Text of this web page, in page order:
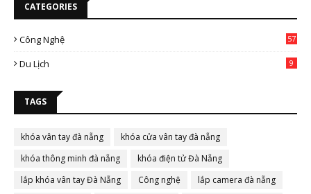
CATEGORIES
Công Nghệ 57
Du Lịch 9
TAGS
khóa vân tay đà nẵng
khóa cửa vân tay đà nẵng
khóa thông minh đà nẵng
khóa điện tử Đà Nẵng
lắp khóa vân tay Đà Nẵng
Công nghệ
lắp camera đà nẵng